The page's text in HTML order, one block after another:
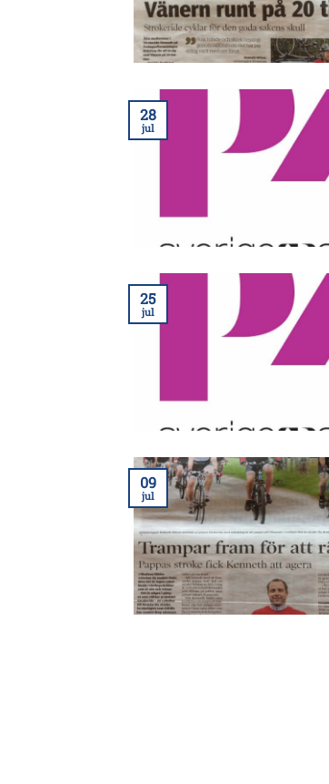
28
jul
25
jul
09
jul